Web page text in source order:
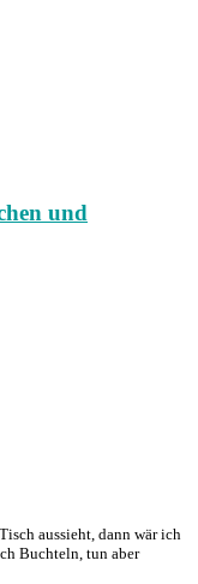
und
aussieht, dann wär ich
Buchteln, tun aber